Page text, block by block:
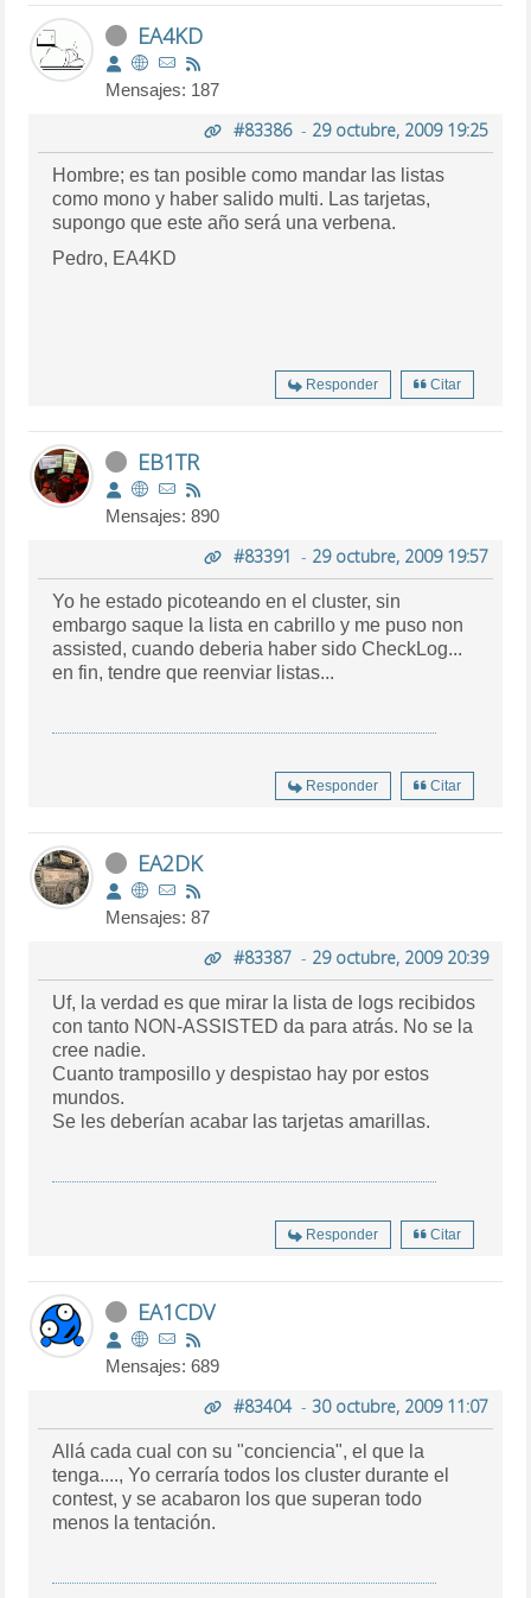
EA4KD
Mensajes: 187
#83386- 29 octubre, 2009 19:25
Hombre; es tan posible como mandar las listas
como mono y haber salido multi. Las tarjetas,
supongo que este año será una verbena.
Pedro, EA4KD
Responder Citar
EB1TR
Mensajes: 890
#83391 - 29 octubre, 2009 19:57
Yo he estado picoteando en el cluster, sin
embargo saque la lista en cabrillo y me puso non
assisted, cuando deberia haber sido CheckLog...
en fin, tendre que reenviar listas...
Responder Citar
EA2DK
Mensajes: 87
#83387- 29 octubre, 2009 20:39
Uf, la verdad es que mirar la lista de logs recibidos
con tanto NON-ASSISTED da para atrás. No se la
cree nadie.
Cuanto tramposillo y despistao hay por estos
mundos.
Se les deberían acabar las tarjetas amarillas.
Responder Citar
EA1CDV
Mensajes: 689
#83404- 30 octubre, 2009 11:07
Allá cada cual con su "conciencia", el que la
tenga...., Yo cerraría todos los cluster durante el
contest, y se acabaron los que superan todo
menos la tentación.